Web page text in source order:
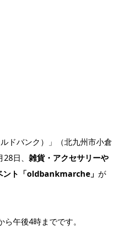
ドバンク）」（北九州市小倉
日、 雑貨・アクセサリーや
ント「oldbankmarche」 が
午後4時までです。